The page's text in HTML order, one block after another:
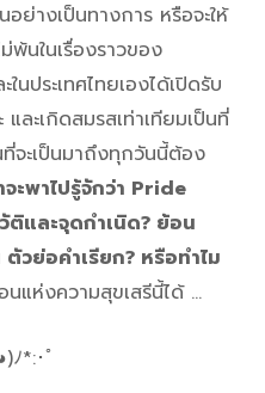
ย่างเป็นทางการ หรือจะให้
นในเรื่องราวของ
นประเทศไทยเองได้เปิดรับ
ละเกิดสมรสเท่าเทียมเป็นที่
จะเป็นมาถึงทุกวันนี้ต้อง
จะพาไปรู้จักว่า Pride
ติและจุดกำเนิด? ย้อน
วย่อคำเรียก? หรือทำไม
นแห่งความสุขเสรีนี้ได้ …
ﾉ*:･ﾟ